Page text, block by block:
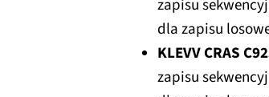
zapisu
dla zapisu
KLEVV CRAS
zapisu